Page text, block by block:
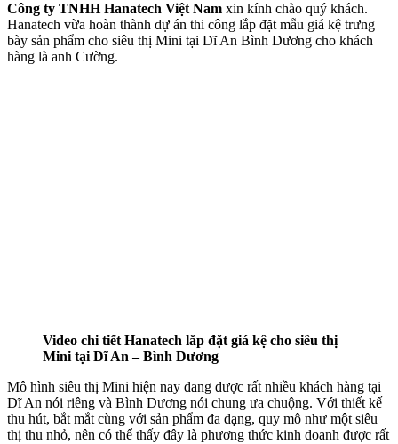
Công ty TNHH Hanatech Việt Nam xin kính chào quý khách.
Hanatech vừa hoàn thành dự án thi công lắp đặt mẫu giá kệ trưng
bày sản phẩm cho siêu thị Mini tại Dĩ An Bình Dương cho khách
hàng là anh Cường.
Video chi tiết Hanatech lắp đặt giá kệ cho siêu thị
Mini tại Dĩ An – Bình Dương
Mô hình siêu thị Mini hiện nay đang được rất nhiều khách hàng tại
Dĩ An nói riêng và Bình Dương nói chung ưa chuộng. Với thiết kế
thu hút, bắt mắt cùng với sản phẩm đa dạng, quy mô như một siêu
thị thu nhỏ, nên có thể thấy đây là phương thức kinh doanh được rất